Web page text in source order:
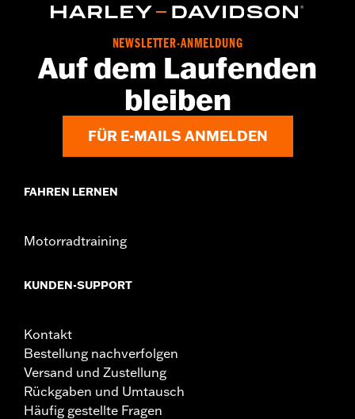
NEWSLETTER-ANMELDUNG
Auf dem Laufenden
bleiben
FÜR E-MAILS ANMELDEN
FAHREN LERNEN
Motorradtraining
KUNDEN-SUPPORT
Kontakt
Bestellung nachverfolgen
Versand und Zustellung
Rückgaben und Umtausch
Häufig gestellte Fragen